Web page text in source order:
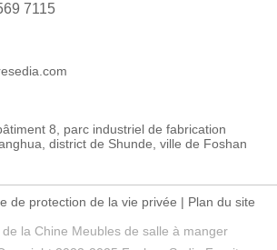
7115
8, parc industriel de fabrication
district de Shunde, ville de Foshan
de protection de la vie privée | Plan du site
la Chine Meubles de salle à manger